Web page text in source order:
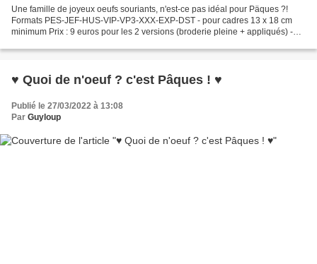
Une famille de joyeux oeufs souriants, n'est-ce pas idéal pour Päques ?!
Formats PES-JEF-HUS-VIP-VP3-XXX-EXP-DST - pour cadres 13 x 18 cm
minimum Prix : 9 euros pour les 2 versions (broderie pleine + appliqués) -
♥ Quoi de n'oeuf ? c'est Pâques ! ♥
Publié le 27/03/2022 à 13:08
Par Guyloup